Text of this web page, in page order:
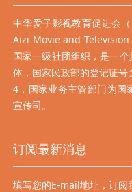
中华爱子影视教育促进会
Aizi Movie and Television
国家一级社团组织，是一
体，国家民政部的登记证
4，国家业务主管部门为国
宣传司。
订阅最新消息
填写您的E-mail地址，订阅